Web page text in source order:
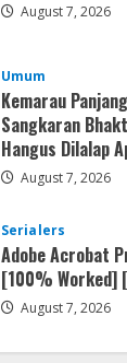
August 7, 2026
Umum
Kemarau
Sangkaran
Hangus Dilalap
August 7, 2026
Serialers
Adobe Acrobat
[100% Worked]
August 7, 2026